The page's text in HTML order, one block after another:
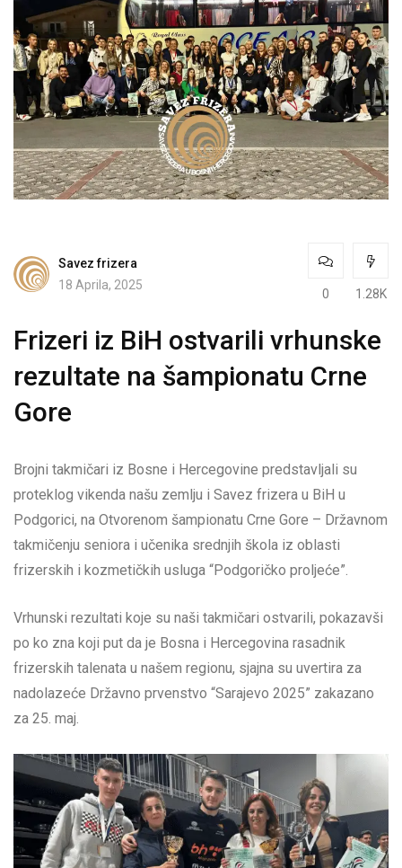
Savez frizera
18 Aprila, 2025
0 1.28K
Frizeri iz BiH ostvarili vrhunske
rezultate na šampionatu Crne
Gore
Brojni takmičari iz Bosne i Hercegovine predstavljali su
proteklog vikenda našu zemlju i Savez frizera u BiH u
Podgorici, na Otvorenom šampionatu Crne Gore – Državnom
takmičenju seniora i učenika srednjih škola iz oblasti
frizerskih i kozmetičkih usluga “Podgoričko proljeće”.
Vrhunski rezultati koje su naši takmičari ostvarili, pokazavši
po ko zna koji put da je Bosna i Hercegovina rasadnik
frizerskih talenata u našem regionu, sjajna su uvertira za
nadolazeće Državno prvenstvo “Sarajevo 2025” zakazano
za 25. maj.